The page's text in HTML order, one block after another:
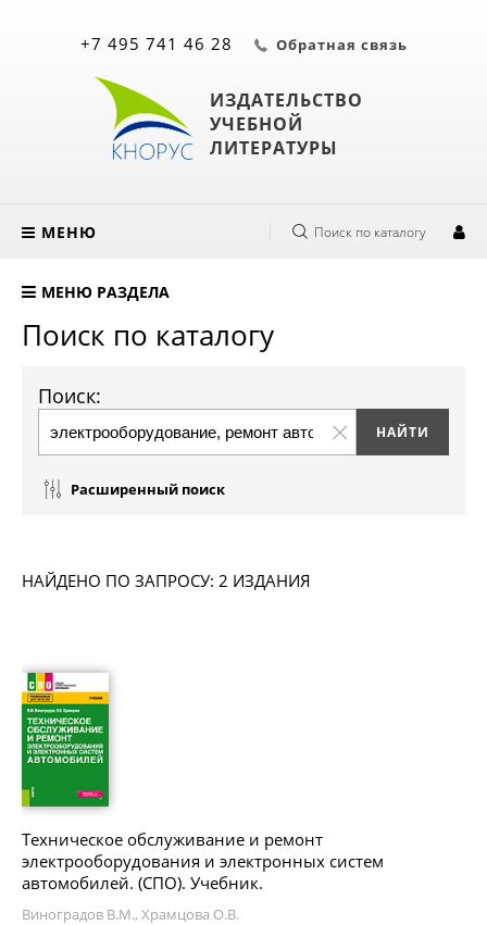
ИЗДАТЕЛЬСТВО
УЧЕБНОЙ
ЛИТЕРАТУРЫ
+7 495 741 46 28 Обратная связь
МЕНЮ Поиск по каталогу
МЕНЮ РАЗДЕЛА
Поиск по каталогу
Поиск:
Расширенный поиск
НАЙДЕНО ПО ЗАПРОСУ: 2 ИЗДАНИЯ
Техническое обслуживание и ремонт
электрооборудования и электронных систем
автомобилей. (СПО). Учебник.
Виноградов В.М., Храмцова О.В.